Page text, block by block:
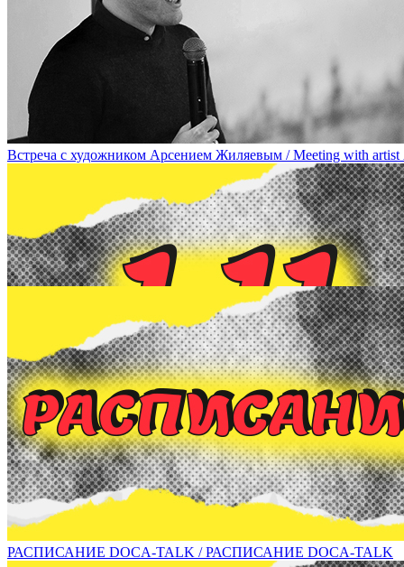
8 ноября в рамках DOCA-talk состоится лекция-встреча с
Встреча с художником Арсением Жиляевым / Meeting with
1 ноября в рамках DOCA-talk состоится встреча с
РАСПИСАНИЕ DOCA-TALK / РАСПИСАНИЕ DOCA-TALK